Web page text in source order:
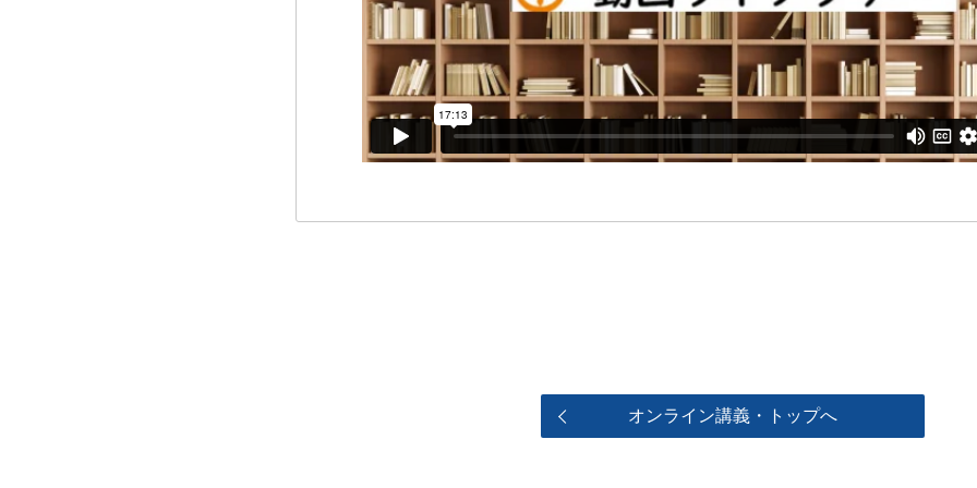
オンライン講義・トップへ